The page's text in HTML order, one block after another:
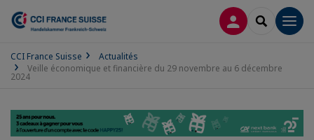
CONNEXION
CCI France Suisse
Actualités
Veille économique et financière du 29 novembre au 6 décembre
2024